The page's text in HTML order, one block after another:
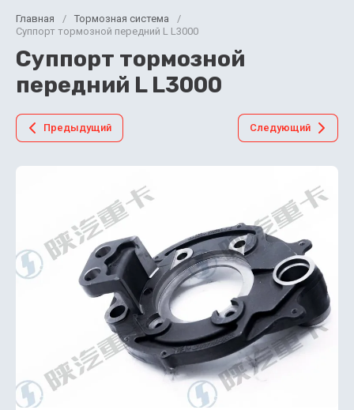
Главная / Тормозная система
/
Суппорт тормозной передний L L3000
Суппорт тормозной
передний L L3000
Предыдущий Следующий